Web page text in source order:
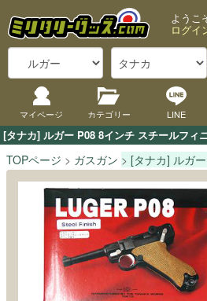
[タナカ] ルガー P08 8インチ スチールフィ
ようこ
ログイ
マイページ カテゴリー LINE
TOPページ ガスガン [タナカ] ルガ